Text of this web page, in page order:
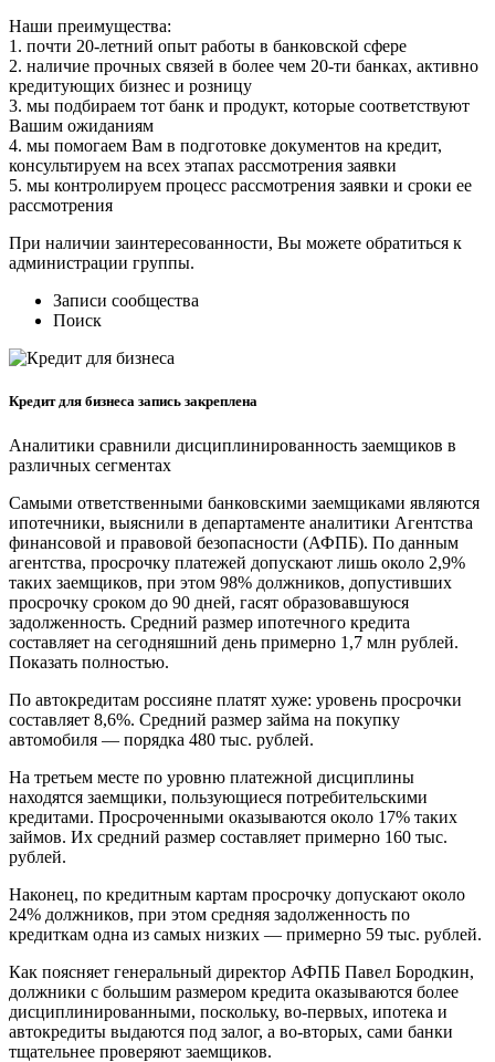
Наши преимущества:
1. почти 20-летний опыт работы в банковской сфере
2. наличие прочных связей в более чем 20-ти банках, активно
кредитующих бизнес и розницу
3. мы подбираем тот банк и продукт, которые соответствуют
Вашим ожиданиям
4. мы помогаем Вам в подготовке документов на кредит,
консультируем на всех этапах рассмотрения заявки
5. мы контролируем процесс рассмотрения заявки и сроки ее
рассмотрения
При наличии заинтересованности, Вы можете обратиться к
администрации группы.
Записи сообщества
Поиск
Кредит для бизнеса запись закреплена
Аналитики сравнили дисциплинированность заемщиков в
различных сегментах
Самыми ответственными банковскими заемщиками являются
ипотечники, выяснили в департаменте аналитики Агентства
финансовой и правовой безопасности (АФПБ). По данным
агентства, просрочку платежей допускают лишь около 2,9%
таких заемщиков, при этом 98% должников, допустивших
просрочку сроком до 90 дней, гасят образовавшуюся
задолженность. Средний размер ипотечного кредита
составляет на сегодняшний день примерно 1,7 млн рублей.
Показать полностью.
По автокредитам россияне платят хуже: уровень просрочки
составляет 8,6%. Средний размер займа на покупку
автомобиля — порядка 480 тыс. рублей.
На третьем месте по уровню платежной дисциплины
находятся заемщики, пользующиеся потребительскими
кредитами. Просроченными оказываются около 17% таких
займов. Их средний размер составляет примерно 160 тыс.
рублей.
Наконец, по кредитным картам просрочку допускают около
24% должников, при этом средняя задолженность по
кредиткам одна из самых низких — примерно 59 тыс. рублей.
Как поясняет генеральный директор АФПБ Павел Бородкин,
должники с большим размером кредита оказываются более
дисциплинированными, поскольку, во-первых, ипотека и
автокредиты выдаются под залог, а во-вторых, сами банки
тщательнее проверяют заемщиков.